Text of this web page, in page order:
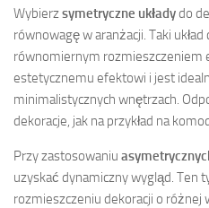
Wybierzsymetryczne układydo
równowagę w aranżacji. Taki
równomiernym rozmieszczeniem
estetycznemu efektowi i jest
minimalistycznych wnętrzach.
dekoracje, jak na przykład na
Przy zastosowaniu
uzyskać dynamiczny wygląd. Ten
rozmieszczeniu dekoracji o różnej